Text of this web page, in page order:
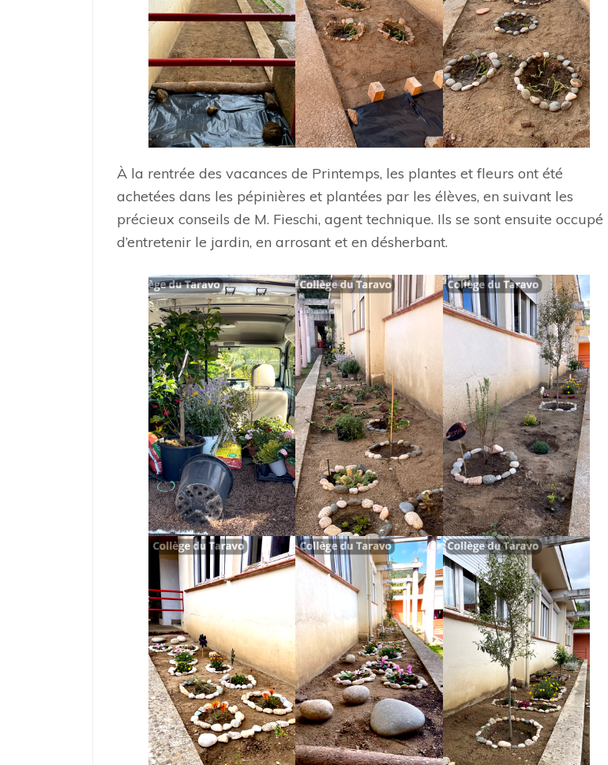
À la rentrée des vacances de Printemps, les plantes et fleurs ont été
achetées dans les pépinières et plantées par les élèves, en suivant les
précieux conseils de M. Fieschi, agent technique. Ils se sont ensuite occupé
d’entretenir le jardin, en arrosant et en désherbant.